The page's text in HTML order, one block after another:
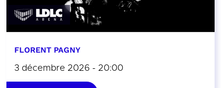
FLORENT PAGNY
3 décembre 2026 - 20:00